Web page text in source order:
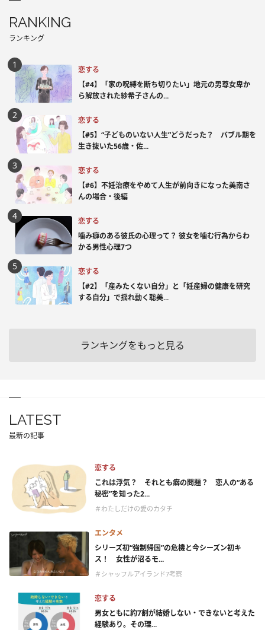
RANKING
ランキング
恋する
【#4】「家の呪縛を断ち切りたい」地元の男尊女卑か
ら解放された紗希子さんの...
恋する
【#5】“子どものいない人生”どうだった？ バブル期を
生き抜いた56歳・佐...
恋する
【#6】不妊治療をやめて人生が前向きになった美南さ
んの場合・後編
恋する
噛み癖のある彼氏の心理って？ 彼女を噛む行為からわ
かる男性心理7つ
恋する
【#2】「産みたくない自分」と「妊産婦の健康を研究
する自分」で揺れ動く聡美...
ランキングをもっと見る
LATEST
最新の記事
恋する
これは浮気？ それとも癖の問題？ 恋人の“ある
秘密”を知った2...
＃わたしだけの愛のカタチ
エンタメ
シリーズ初“強制帰国”の危機と今シーズン初キ
ス！ 女性が沼るモ...
＃シャッフルアイランド7考察
恋する
男女ともに約7割が結婚しない・できないと考えた
経験あり。その理...